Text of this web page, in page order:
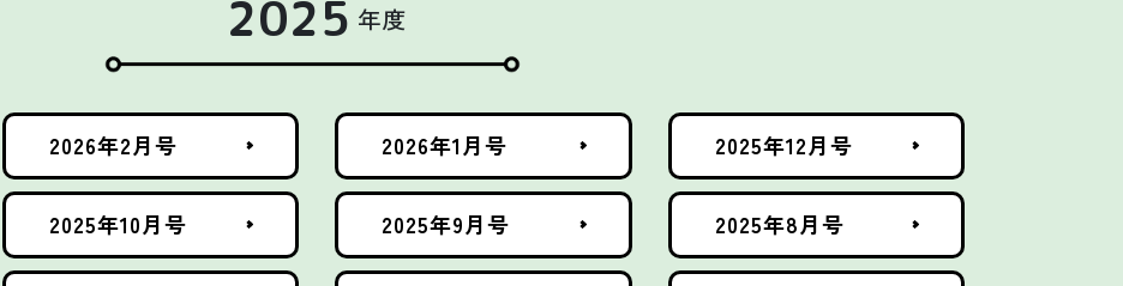
2025 年度
2026年2月号 2026年1月号 2025年12月号
2025年10月号 2025年9月号 2025年8月号